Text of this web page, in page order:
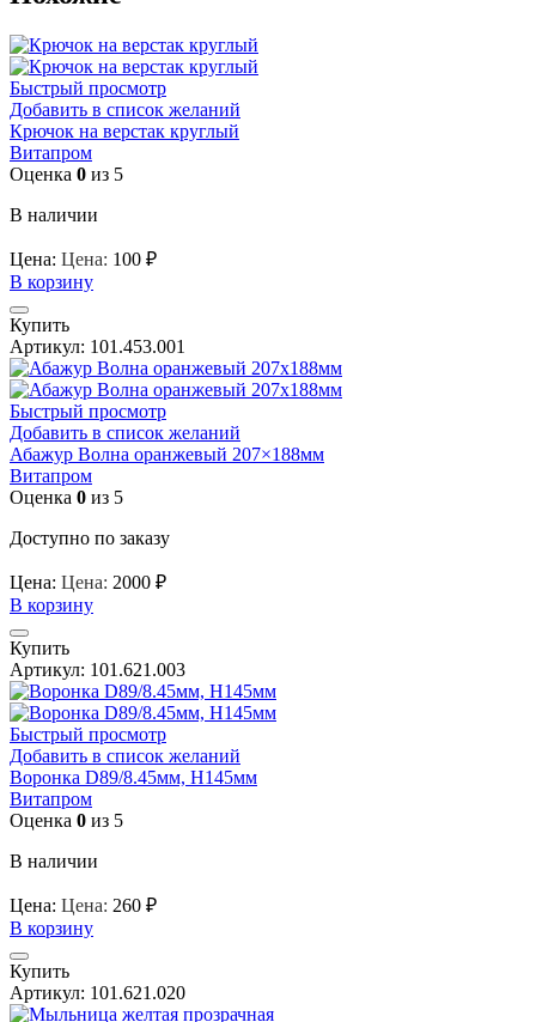
Быстрый просмотр
Добавить в список желаний
Крючок на верстак круглый
Витапром
Оценка 0 из 5
В наличии
Цена: Цена: 100 ₽
В корзину
Купить
Артикул: 101.453.001
Быстрый просмотр
Добавить в список желаний
Абажур Волна оранжевый 207×188мм
Витапром
Оценка 0 из 5
Доступно по заказу
Цена: Цена: 2000 ₽
В корзину
Купить
Артикул: 101.621.003
Быстрый просмотр
Добавить в список желаний
Воронка D89/8.45мм, H145мм
Витапром
Оценка 0 из 5
В наличии
Цена: Цена: 260 ₽
В корзину
Купить
Артикул: 101.621.020